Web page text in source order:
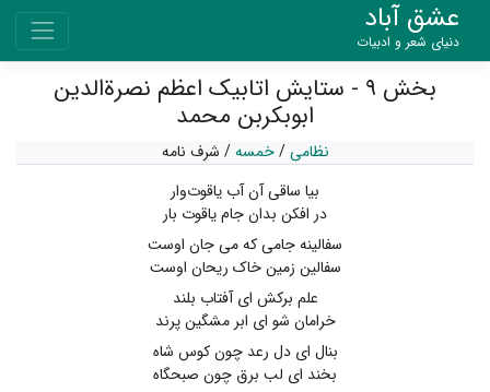
عشق آباد
دنیای شعر و ادبیات
بخش ۹ - ستایش اتابیک اعظم نصرةالدین
ابوبکربن محمد
نظامی/خمسه / شرف نامه
بیا ساقی آن آب یاقوت‌وار
در افکن بدان جام یاقوت بار
سفالینه جامی که می جان اوست
سفالین زمین خاک ریحان اوست
علم برکش ای آفتاب بلند
خرامان شو ای ابر مشگین پرند
بنال ای دل رعد چون کوس شاه
بخند ای لب برق چون صبحگاه